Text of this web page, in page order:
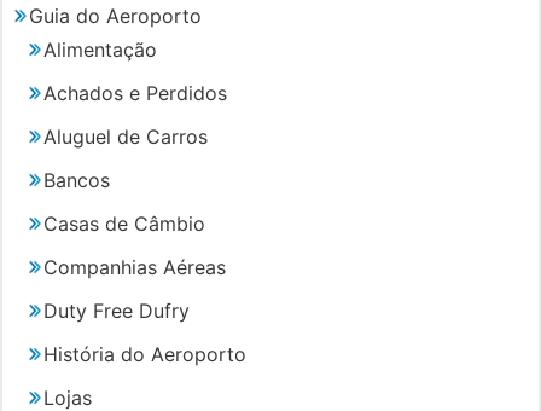
Guia do Aeroporto
Alimentação
Achados e Perdidos
Aluguel de Carros
Bancos
Casas de Câmbio
Companhias Aéreas
Duty Free Dufry
História do Aeroporto
Lojas